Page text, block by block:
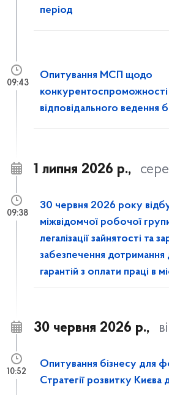
період
Опитування МСП щодо
конкурентоспроможності
відповідального ведення
09:43
1 липня 2026 р.,
30 червня 2026 року
міжвідомчої робочої
легалізації зайнятості та
забезпечення дотримання
гарантій
09:38
30 червня 2026 р.,
Опитування бізнесу для
Стратегії розвитку
10:52